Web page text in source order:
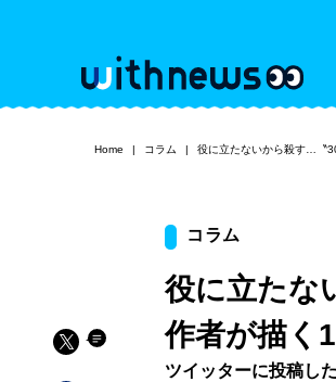
Home コラム 役に立たないから殺す…〝
コラム
役に立たな
作者が描く
ツイッターに投稿し